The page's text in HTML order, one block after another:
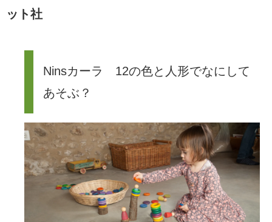
ット社
Ninsカーラ 12の色と人形でなにして
あそぶ？